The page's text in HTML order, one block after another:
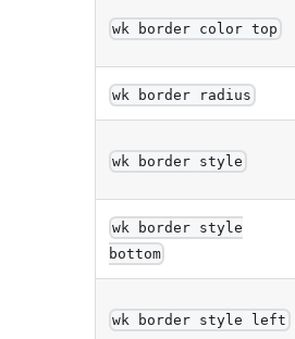
wk border color top
wk border radius
wk border style
wk border style
bottom
wk border style left